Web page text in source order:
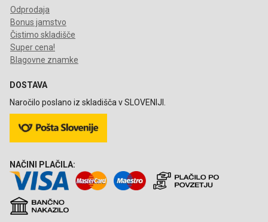
Odprodaja
Bonus jamstvo
Čistimo skladišče
Super cena!
Blagovne znamke
DOSTAVA
Naročilo poslano iz skladišča v SLOVENIJI.
NAČINI PLAČILA: